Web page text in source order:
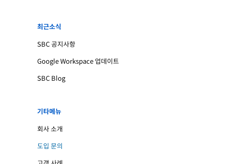
최근소식
SBC 공지사항
Google Workspace 업데이트
SBC Blog
기타메뉴
회사 소개
도입 문의